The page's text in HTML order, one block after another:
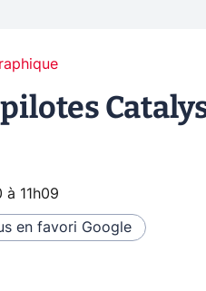
à 11h09
en favori Google